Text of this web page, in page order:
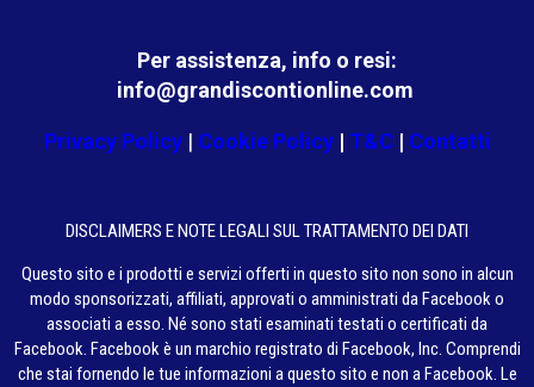
Per assistenza, info o resi:
info@grandiscontionline.com
Privacy Policy| Cookie Policy| T&C| Contatti
DISCLAIMERS E NOTE LEGALI SUL TRATTAMENTO DEI DATI
Questo sito e i prodotti e servizi offerti in questo sito non sono in alcun
modo sponsorizzati, affiliati, approvati o amministrati da Facebook o
associati a esso. Né sono stati esaminati testati o certificati da
Facebook. Facebook è un marchio registrato di Facebook, Inc. Comprendi
che stai fornendo le tue informazioni a questo sito e non a Facebook. Le